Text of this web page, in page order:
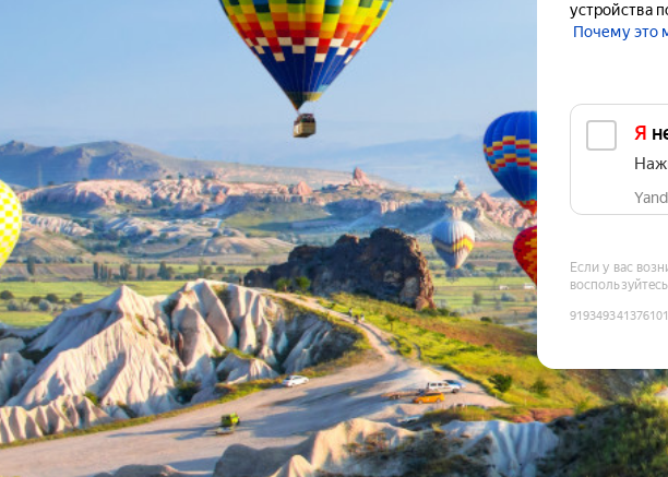
устройства
Почему это
Я
Если у вас
воспользуйтесь